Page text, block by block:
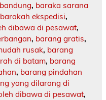
, baraka sarana
barakah ekspedisi,
dibawa di pesawat,
, barang gratis,
rusak, barang
di batam, barang
, barang pindahan
yang dilarang di
dibawa di pesawat,